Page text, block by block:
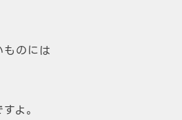
のには
よ。